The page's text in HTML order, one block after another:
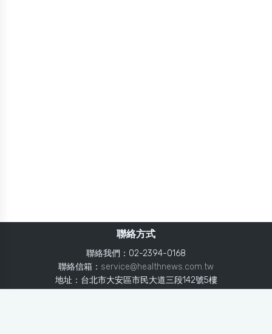
聯絡方式
聯絡我們：02-2394-0168
聯絡信箱： service@healthnews.com.tw
地址：台北市大安區市民大道三段142號5樓